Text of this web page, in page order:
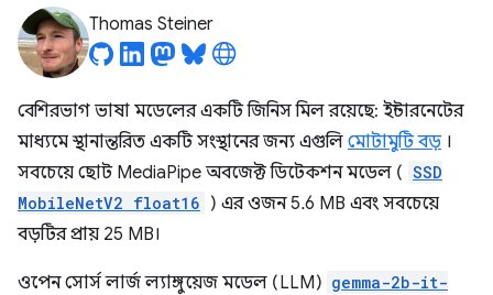
Thomas Steiner
বেশিরভাগ ভাষা মডেলের একটি জিনিস মিল রয়েছে: ইন্টারনেটের
মাধ্যমে স্থানান্তরিত একটি সংস্থানের জন্য এগুলি মোটামুটি বড়।
সবচেয়ে ছোট MediaPipe অবজেক্ট ডিটেকশন মডেল ( SSD
MobileNetV2 float16 ) এর ওজন 5.6 MB এবং সবচেয়ে
বড়টির প্রায় 25 MB।
ওপেন সোর্স লার্জ ল্যাঙ্গুয়েজ মডেল (LLM) gemma-2b-it-